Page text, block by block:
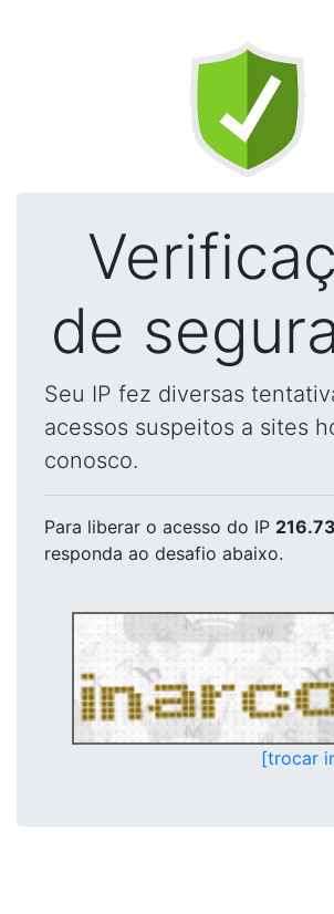
de
Seu IP fez diversas
acessos suspeitos a sites
conosco.
Para liberar o acesso do IP
responda ao desafio abaixo.
[trocar